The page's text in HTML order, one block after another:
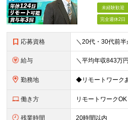
未経験歓迎
完全週休2日
応募資格
給与
勤務地
働き方 リモートワークOK
残業時間 20時間以内